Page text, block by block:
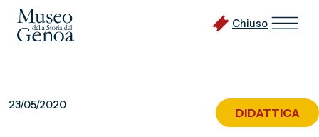
Chiuso
23/05/2020
DIDATTICA